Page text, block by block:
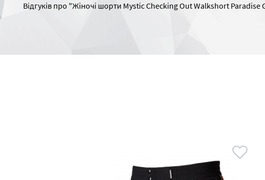
Відгуків про "Жіночі шорти Mystic Checking Out Walkshort